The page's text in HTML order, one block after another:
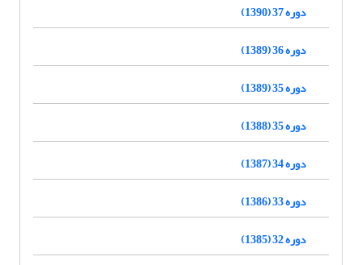
دوره 37 (1390)
دوره 36 (1389)
دوره 35 (1389)
دوره 35 (1388)
دوره 34 (1387)
دوره 33 (1386)
دوره 32 (1385)